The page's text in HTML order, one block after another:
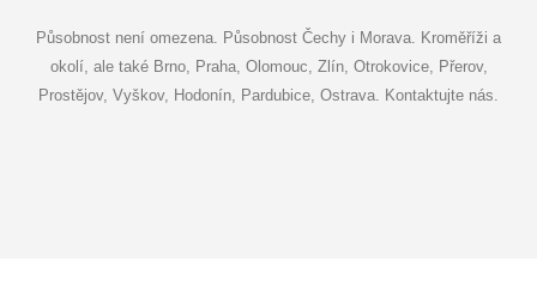
Působnost není omezena. Působnost Čechy i Morava. Kroměříži a
okolí, ale také Brno, Praha, Olomouc, Zlín, Otrokovice, Přerov,
Prostějov, Vyškov, Hodonín, Pardubice, Ostrava. Kontaktujte nás.